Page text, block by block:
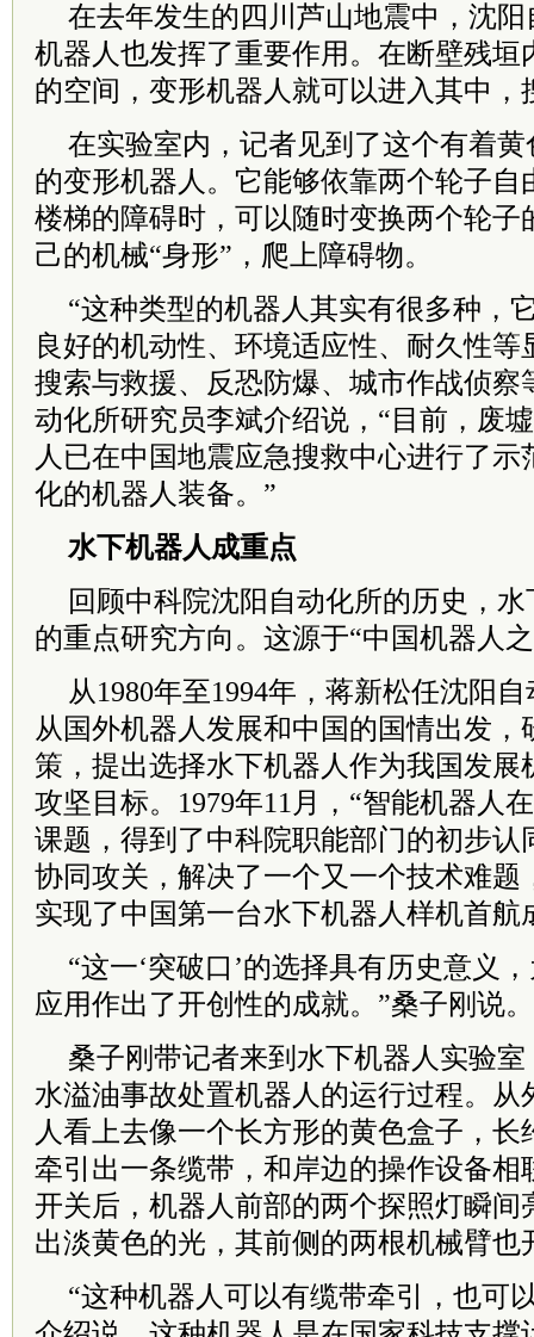
在去年发生的四川芦山地震中，沈
机器人也发挥了重要作用。在断壁残垣
的空间，变形机器人就可以进入其中，
在实验室内，记者见到了这个有着
的变形机器人。它能够依靠两个轮子自
楼梯的障碍时，可以随时变换两个轮子
己的机械“身形”，爬上障碍物。
“这种类型的机器人其实有很多种，
良好的机动性、环境适应性、耐久性等
搜索与救援、反恐防爆、城市作战侦察
动化所研究员李斌介绍说，“目前，废
人已在中国地震应急搜救中心进行了
化的机器人装备。”
水下机器人成重点
回顾中科院沈阳自动化所的历史，
的重点研究方向。这源于“中国机器人
从1980年至1994年，蒋新松任沈阳
从国外机器人发展和中国的国情出发，
策，提出选择水下机器人作为我国发展
攻坚目标。1979年11月，“智能机器人
课题，得到了中科院职能部门的初步认
协同攻关，解决了一个又一个技术难题
实现了中国第一台水下机器人样机首航
“这一‘突破口’的选择具有历史意义
应用作出了开创性的成就。”桑子刚说。
桑子刚带记者来到水下机器人实验
水溢油事故处置机器人的运行过程。从
人看上去像一个长方形的黄色盒子，长
牵引出一条缆带，和岸边的操作设备相
开关后，机器人前部的两个探照灯瞬间
出淡黄色的光，其前侧的两根机械臂也
“这种机器人可以有缆带牵引，也可